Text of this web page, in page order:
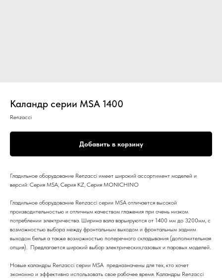
Каландр серии MSA 1400
Renzacci
Добавить в корзину
Гладильное оборудование Renzacci имеет широкий ассортимент моделей и
версий: Серия MSA, Серия KZ, Серия MONICHINO
Гладильное оборудование Renzacci серии MSA отличается высокой
производительностью и отличным качеством глажения при очень низком
потреблении электричества. Ширина вала варьируются от 1400 мм до 3200мм, с
возможностью выбора между фронтальным выходом и фронтальным задним
выходом белья а также возможностью поперечного складывания (дополнительная
опция). Предлагается широкий выбор электрических,газовых и паровых моделей.
Новые каландры Renzacci серии MSA предназначены для тех, кто хочет
экономно и эффективно использовать свое рабочее время. Каландры Renzacci